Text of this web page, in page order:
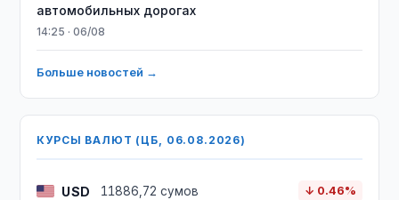
автомобильных дорогах
14:25 · 06/08
Больше новостей →
КУРСЫ ВАЛЮТ (ЦБ, 06.08.2026)
USD 11886,72 сумов ↓ 0.46%